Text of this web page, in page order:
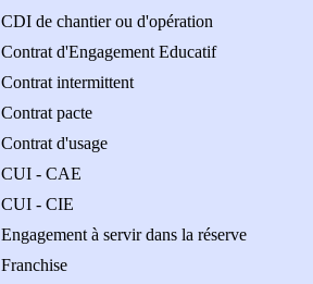
CDI de chantier ou d'opération
Contrat d'Engagement Educatif
Contrat intermittent
Contrat pacte
Contrat d'usage
CUI - CAE
CUI - CIE
Engagement à servir dans la réserve
Franchise